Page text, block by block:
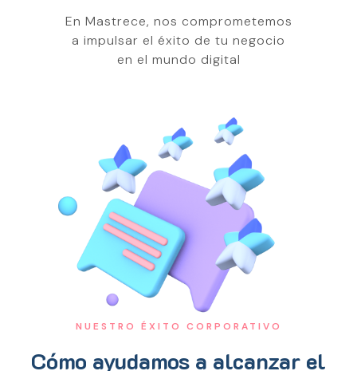
En Mastrece, nos comprometemos
a impulsar el éxito de tu negocio
en el mundo digital
NUESTRO ÉXITO CORPORATIVO
Cómo ayudamos a alcanzar el